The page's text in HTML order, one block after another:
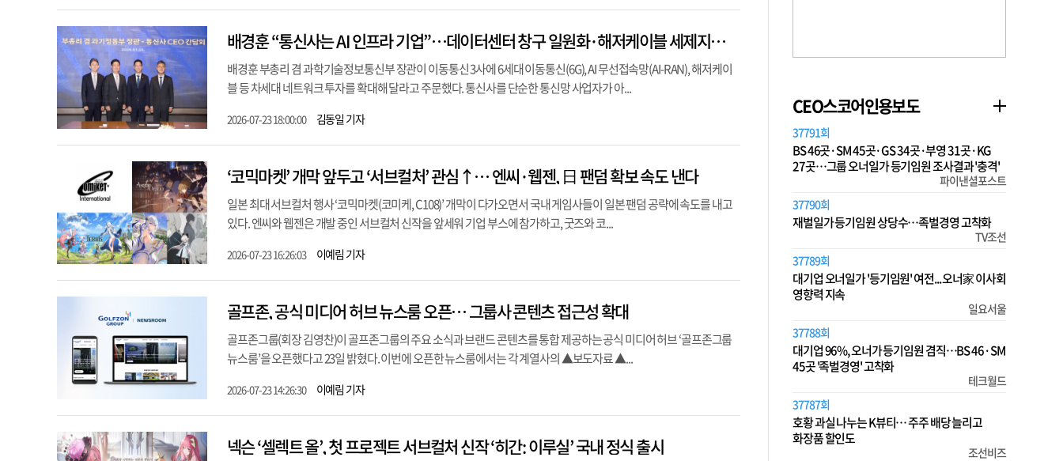
배경훈 “통신사는 AI 인프라 기업”…데이터센터 창구 일원화·해저케이블 세제지원 ‘속도’
배경훈 부총리 겸 과학기술정보통신부 장관이 이동통신 3사에 6세대 이동통신(6G), AI 무선접속망(AI-RAN), 해저케이
블 등 차세대 네트워크 투자를 확대해 달라고 주문했다. 통신사를 단순한 통신망 사업자가 아...
2026-07-23 18:00:00 김동일 기자
‘코믹마켓’ 개막 앞두고 ‘서브컬처’ 관심↑… 엔씨·웹젠, 日 팬덤 확보 속도 낸다
일본 최대 서브컬처 행사 ‘코믹마켓(코미케, C108)’ 개막이 다가오면서 국내 게임사들이 일본 팬덤 공략에 속도를 내고
있다. 엔씨와 웹젠은 개발 중인 서브컬처 신작을 앞세워 기업 부스에 참가하고, 굿즈와 코...
2026-07-23 16:26:03 이예림 기자
골프존, 공식 미디어 허브 뉴스룸 오픈… 그룹사 콘텐츠 접근성 확대
골프존그룹(회장 김영찬)이 골프존그룹의 주요 소식과 브랜드 콘텐츠를 통합 제공하는 공식 미디어 허브 ‘골프존그룹
뉴스룸’을 오픈했다고 23일 밝혔다. 이번에 오픈한 뉴스룸에서는 각 계열사의 ▲보도자료 ▲...
2026-07-23 14:26:30 이예림 기자
넥슨 ‘셀렉트 올’, 첫 프로젝트 서브컬처 신작 ‘히간: 이루실’ 국내 정식 출시
CEO스코어인용보도
37791회
BS 46곳·SM 45곳·GS 34곳·부영 31곳·KG
27곳…그룹 오너일가 등기임원 조사결과 '충격'
파이낸셜포스트
37790회
재벌일가 등기임원 상당수…족벌경영 고착화
TV조선
37789회
대기업 오너일가 '등기임원' 여전... 오너家 이사회
영향력 지속
일요서울
37788회
대기업 96%, 오너가 등기임원 겸직…BS 46·SM
45곳 '족벌경영' 고착화
테크월드
37787회
호황 과실 나누는 K뷰티… 주주 배당 늘리고
화장품 할인도
조선비즈